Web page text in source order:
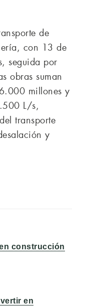
de
con 13 de
seguida por
obras suman
millones y
L/s,
transporte
y
construcción
en